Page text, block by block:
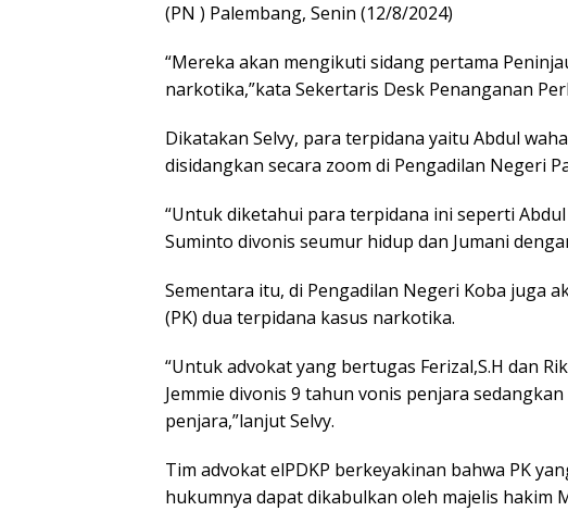
(PN ) Palembang, Senin (12/8/2024)
“Mereka akan mengikuti sidang pertama
narkotika,”kata Sekertaris Desk Penanganan
Dikatakan Selvy, para terpidana yaitu Abdul
disidangkan secara zoom di Pengadilan Negeri
“Untuk diketahui para terpidana ini seperti
Suminto divonis seumur hidup dan Jumani
Sementara itu, di Pengadilan Negeri Koba juga
(PK) dua terpidana kasus narkotika.
“Untuk advokat yang bertugas Ferizal,S.H dan
Jemmie divonis 9 tahun vonis penjara
penjara,”lanjut Selvy.
Tim advokat elPDKP berkeyakinan bahwa PK
hukumnya dapat dikabulkan oleh majelis hakim